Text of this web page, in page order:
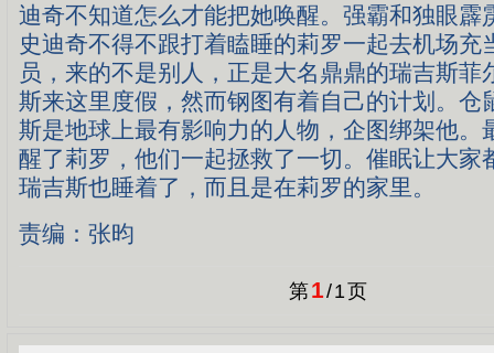
迪奇不知道怎么才能把她唤醒。强霸和独眼霹
史迪奇不得不跟打着瞌睡的莉罗一起去机场充
员，来的不是别人，正是大名鼎鼎的瑞吉斯菲
斯来这里度假，然而钢图有着自己的计划。仓
斯是地球上最有影响力的人物，企图绑架他。
醒了莉罗，他们一起拯救了一切。催眠让大家
瑞吉斯也睡着了，而且是在莉罗的家里。
责编：张昀
第1/1页